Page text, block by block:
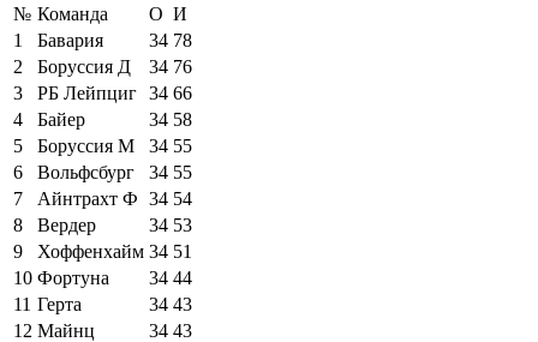
№ Команда О И
1
Бавария 34 78
2
Боруссия Д 34 76
3
РБ Лейпциг 34 66
4
Байер 34 58
5
Боруссия М 34 55
6
Вольфсбург 34 55
7
Айнтрахт Ф 34 54
8
Вердер 34 53
9
Хоффенхайм 34 51
10 Фортуна 34 44
11 Герта 34 43
12 Майнц 34 43